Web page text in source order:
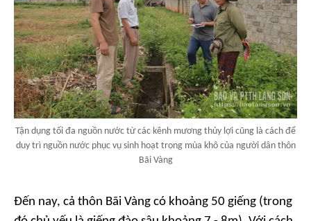
Tận dụng tối đa nguồn nước từ các kênh mương thủy lợi cũng là cách để
duy trì nguồn nước phục vụ sinh hoạt trong mùa khô của người dân thôn
Bãi Vàng
Đến nay, cả thôn Bãi Vàng có khoảng 50 giếng (trong